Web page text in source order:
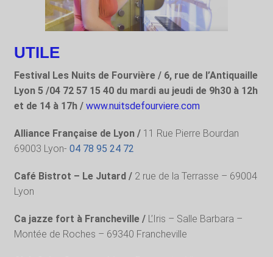
UTILE
Festival Les Nuits de Fourvière / 6, rue de l’Antiquaille
Lyon 5 /04 72 57 15 40 du mardi au jeudi de 9h30 à 12h
et de 14 à 17h /www.nuitsdefourviere.com
Alliance Française de Lyon /11 Rue Pierre Bourdan
69003 Lyon- 04 78 95 24 72
Café Bistrot – Le Jutard / 2 rue de la Terrasse – 69004
Lyon
Ca jazze fort à Francheville / L’Iris – Salle Barbara –
Montée de Roches – 69340 Francheville